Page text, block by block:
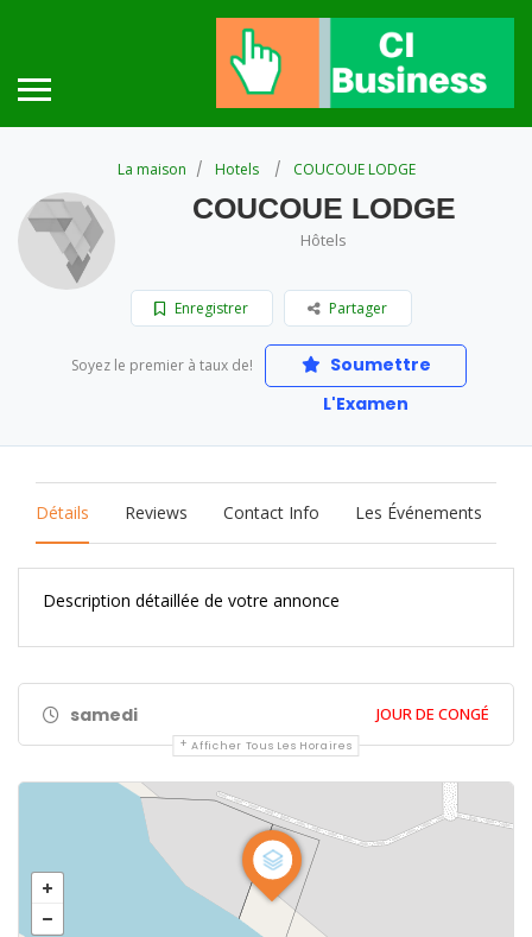
La maison Hotels COUCOUE LODGE
COUCOUE LODGE
Hôtels
Enregistrer Partager
Soyez le premier à taux de!
Soumettre
L'Examen
Détails Reviews Contact Info Les Événements
Description détaillée de votre annonce
samedi JOUR DE CONGÉ
Afficher Tous Les Horaires